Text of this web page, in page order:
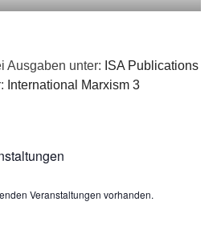
Ausgaben unter: ISA Publications
International Marxism 3
Veranstaltungen vorhanden.